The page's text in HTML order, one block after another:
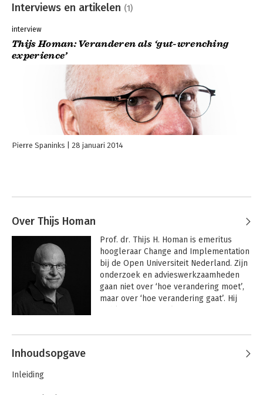
Interviews en artikelen (1)
interview
Thijs Homan: Veranderen als ‘gut-wrenching
experience’
Pierre Spaninks 28 januari 2014
Over Thijs Homan
Prof. dr. Thijs H. Homan is emeritus
hoogleraar Change and Implementation
bij de Open Universiteit Nederland. Zijn
onderzoek en advieswerkzaamheden
gaan niet over ‘hoe verandering moet’,
maar over ‘hoe verandering gaat’. Hij
principe, In Control?, De Veranderende
Andere boeken door Thijs Homan
Inhoudsopgave
Inleiding